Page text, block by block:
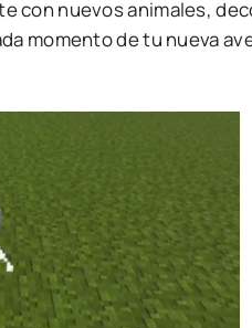
con nuevos animales,
momento de tu nueva